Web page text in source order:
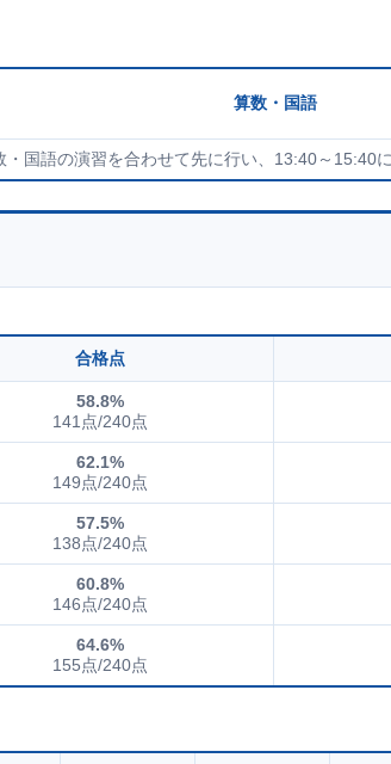
算数・国語
国語の演習を合わせて先に行い、13:40～15:40
合格点
58.8%
141点/240点
62.1%
149点/240点
57.5%
138点/240点
60.8%
146点/240点
64.6%
155点/240点